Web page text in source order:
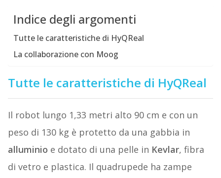
Indice degli argomenti
Tutte le caratteristiche di HyQReal
La collaborazione con Moog
Tutte le caratteristiche di HyQReal
Il robot lungo 1,33 metri alto 90 cm e con un
peso di 130 kg è protetto da una gabbia in
alluminio e dotato di una pelle in Kevlar, fibra
di vetro e plastica. Il quadrupede ha zampe